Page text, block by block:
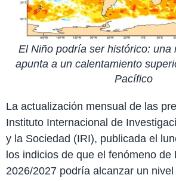
El Niño podría ser histórico: una
apunta a un calentamiento
Pacífico
La actualización mensual de las
Instituto Internacional de
y la Sociedad (IRI), publicada el
los indicios de que el fenómeno de
2026/2027 podría alcanzar un